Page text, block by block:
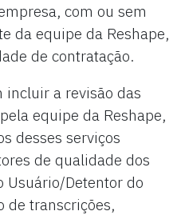
com ou sem
da equipe da Reshape,
de contratação.
incluir a revisão das
equipe da Reshape,
desses serviços
de qualidade dos
Usuário/Detentor do
de transcrições,